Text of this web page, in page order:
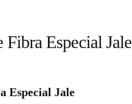
Fibra Especial Jale
Especial Jale